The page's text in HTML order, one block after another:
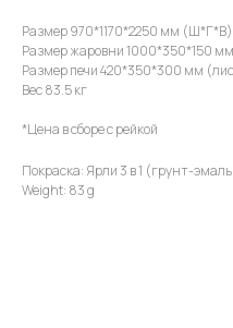
Размер 970*1170*2250 мм (Ш*Г*В)
Размер жаровни 1000*350*150
Размер печи 420*350*300 мм
Вес 83.5 кг
*Цена в сборе с рейкой
Покраска: Ярли 3 в 1 (грунт-
Weight: 83 g